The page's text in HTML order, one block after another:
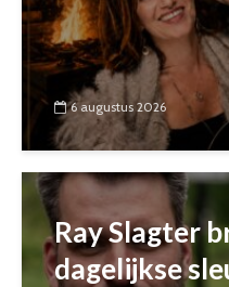
6 augustus 2026
Ray Slagter
dagelijkse